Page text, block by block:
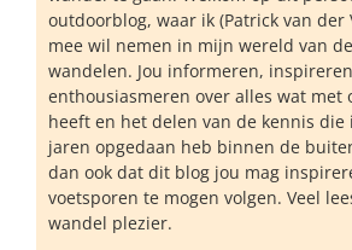
outdoorblog, waar ik (Patrick van der
mee wil nemen in mijn wereld van
wandelen. Jou informeren,
enthousiasmeren over alles wat met
heeft en het delen van de kennis
jaren opgedaan heb binnen de
dan ook dat dit blog jou mag
voetsporen te mogen volgen. Veel
wandel plezier.